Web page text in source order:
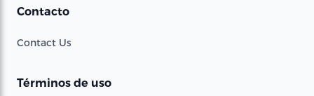
Contacto
Contact Us
Términos de uso